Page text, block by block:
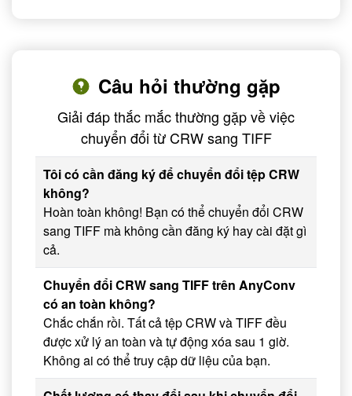
Câu hỏi thường gặp
Giải đáp thắc mắc thường gặp về việc
chuyển đổi từ CRW sang TIFF
Tôi có cần đăng ký để chuyển đổi tệp CRW
không?
Hoàn toàn không! Bạn có thể chuyển đổi CRW
sang TIFF mà không cần đăng ký hay cài đặt gì
cả.
Chuyển đổi CRW sang TIFF trên AnyConv
có an toàn không?
Chắc chắn rồi. Tất cả tệp CRW và TIFF đều
được xử lý an toàn và tự động xóa sau 1 giờ.
Không ai có thể truy cập dữ liệu của bạn.